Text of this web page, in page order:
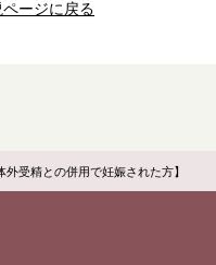
ページに戻る
外受精との併用で妊娠された方】